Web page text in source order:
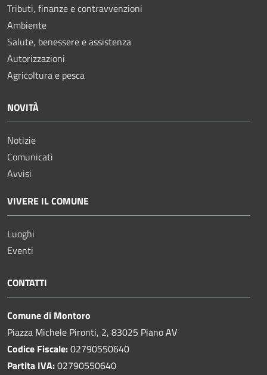
Tributi, finanze e contravvenzioni
Ambiente
Salute, benessere e assistenza
Autorizzazioni
Agricoltura e pesca
NOVITÀ
Notizie
Comunicati
Avvisi
VIVERE IL COMUNE
Luoghi
Eventi
CONTATTI
Comune di Montoro
Piazza Michele Pironti, 2, 83025 Piano AV
Codice Fiscale:02790550640
Partita IVA:02790550640